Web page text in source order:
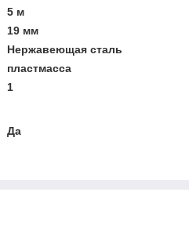
5 м
19 мм
Нержавеющая сталь
пластмасса
1
Да